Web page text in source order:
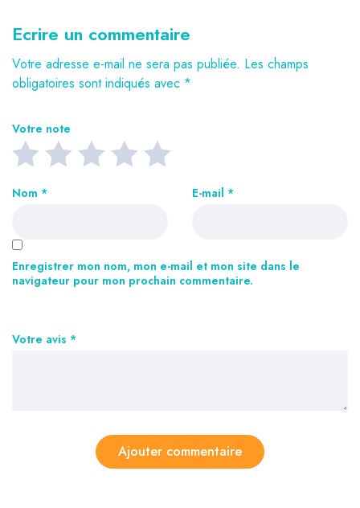
Ecrire un commentaire
Votre adresse e-mail ne sera pas publiée. Les champs
obligatoires sont indiqués avec *
Votre note
Votre avis *
Nom * E-mail *
Enregistrer mon nom, mon e-mail et mon site dans le
navigateur pour mon prochain commentaire.